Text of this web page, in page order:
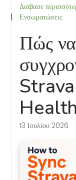
Διάβασε
Ενσωματώσεις
Πώς να
Health
13 Ιουλίου 2026